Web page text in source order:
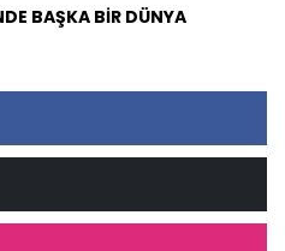
BAŞKA BİR DÜNYA